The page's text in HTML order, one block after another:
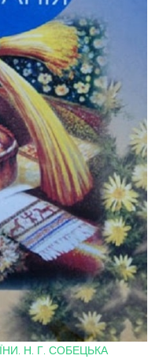
Н. Г. СОБЕЦЬКА